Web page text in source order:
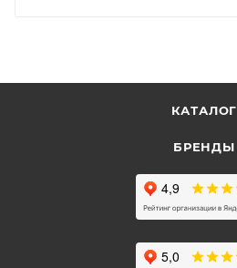
КАТАЛОГ
БРЕНДЫ